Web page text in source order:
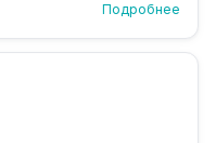
Подробнее